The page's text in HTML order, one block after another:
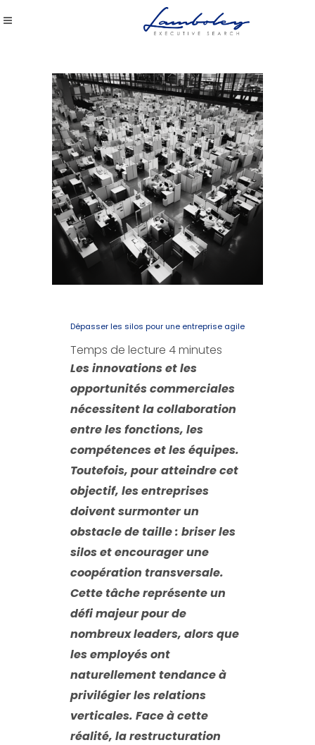
Dépasser les silos pour une entreprise agile
Temps de lecture 4minutes
Les innovations et les
opportunités commerciales
nécessitent la collaboration
entre les fonctions, les
compétences et les équipes.
Toutefois, pour atteindre cet
objectif, les entreprises
doivent surmonter un
obstacle de taille : briser les
silos et encourager une
coopération transversale.
Cette tâche représente un
défi majeur pour de
nombreux leaders, alors que
les employés ont
naturellement tendance à
privilégier les relations
verticales. Face à cette
réalité, la restructuration